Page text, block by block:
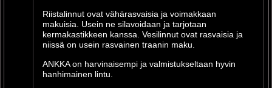
Riistalinnut ovat vähärasvaisia ja voimakkaan
makuisia. Usein ne silavoidaan ja tarjotaan
kermakastikkeen kanssa. Vesilinnut ovat rasvaisia ja
niissä on usein rasvainen traanin maku.
ANKKAon harvinaisempi ja valmistukseltaan hyvin
hanhimainen lintu.